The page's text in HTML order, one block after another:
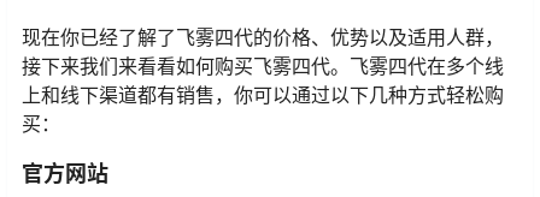
现在你已经了解了飞雾四代的价格、优势以及适用人群，
接下来我们来看看如何购买飞雾四代。飞雾四代在多个线
上和线下渠道都有销售，你可以通过以下几种方式轻松购
买：
官方网站